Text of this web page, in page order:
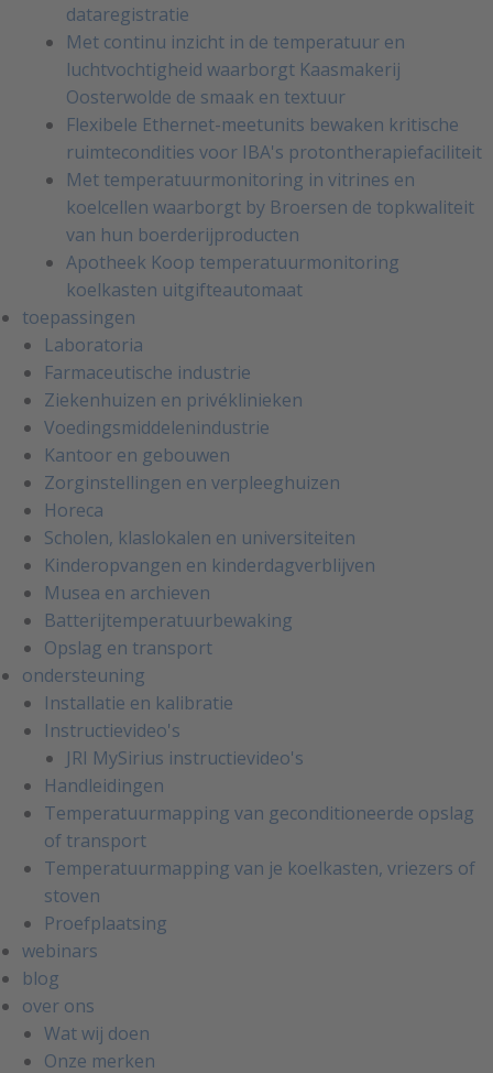
dataregistratie
Met continu inzicht in de temperatuur en
luchtvochtigheid waarborgt Kaasmakerij
Oosterwolde de smaak en textuur
Flexibele Ethernet-meetunits bewaken kritische
ruimtecondities voor IBA's protontherapiefaciliteit
Met temperatuurmonitoring in vitrines en
koelcellen waarborgt by Broersen de topkwaliteit
van hun boerderijproducten
Apotheek Koop temperatuurmonitoring
koelkasten uitgifteautomaat
toepassingen
Laboratoria
Farmaceutische industrie
Ziekenhuizen en privéklinieken
Voedingsmiddelenindustrie
Kantoor en gebouwen
Zorginstellingen en verpleeghuizen
Horeca
Scholen, klaslokalen en universiteiten
Kinderopvangen en kinderdagverblijven
Musea en archieven
Batterijtemperatuurbewaking
Opslag en transport
ondersteuning
Installatie en kalibratie
Instructievideo's
JRI MySirius instructievideo's
Handleidingen
Temperatuurmapping van geconditioneerde opslag
of transport
Temperatuurmapping van je koelkasten, vriezers of
stoven
Proefplaatsing
webinars
blog
over ons
Wat wij doen
Onze merken